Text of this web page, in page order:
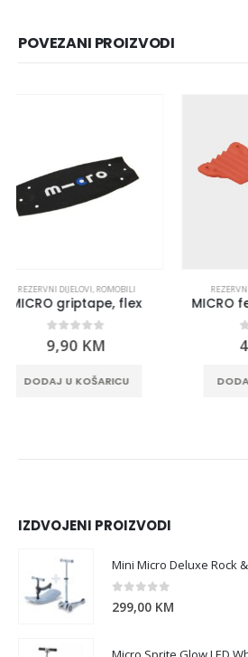
POVEZANI PROIZVODI
REZERVNI DIJELOVI,ROMOBILI
MICRO fender, maxi, red
0out of 5
4,90
DODAJ U KOŠARICU
IZDVOJENI PROIZVODI
Mini Micro Deluxe Rock
0 out of 5
299,00 KM